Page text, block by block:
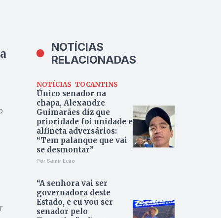
NOTÍCIAS
RELACIONADAS
NOTÍCIAS TOCANTINS
Único senador na
chapa, Alexandre
Guimarães diz que
prioridade foi unidade e
alfineta adversários:
“Tem palanque que vai
se desmontar”
Por Samir Leão
“A senhora vai ser
governadora deste
Estado, e eu vou ser
senador pelo